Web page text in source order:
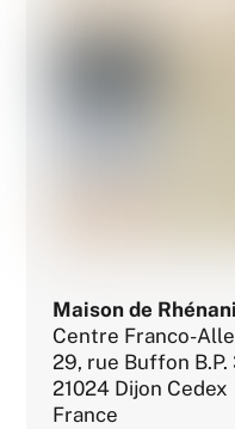
Maison de
Centre Franco-
29, rue Buffon B.P.
21024 Dijon Cedex
France